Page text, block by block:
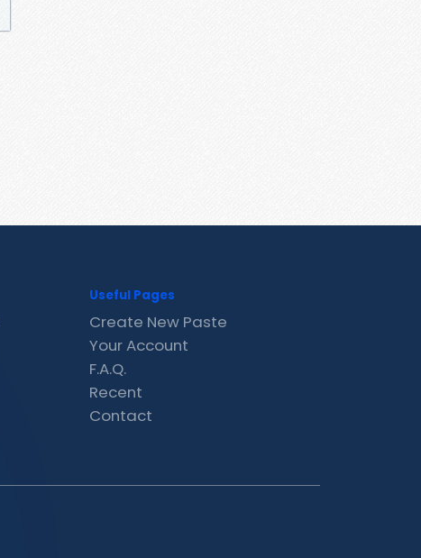
Useful Pages
Create New Paste
Your Account
F.A.Q.
Recent
Contact